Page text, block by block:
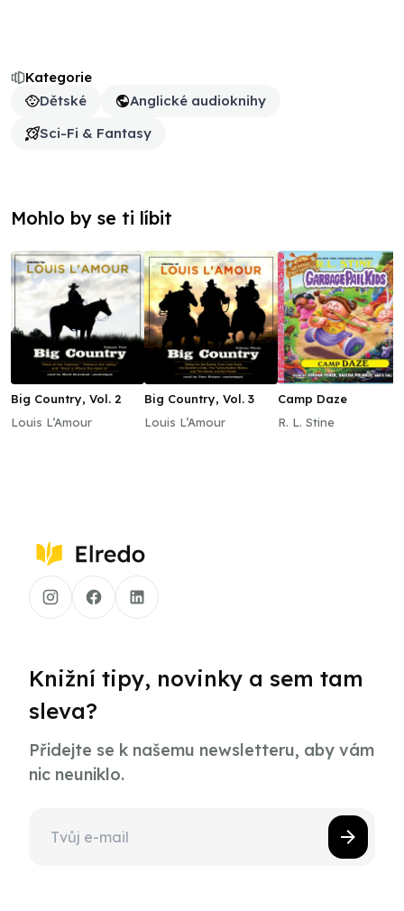
Kategorie
Dětské
Anglické audioknihy
Sci-Fi & Fantasy
Mohlo by se ti líbit
Big Country, Vol. 2
Louis L’Amour
Big Country, Vol. 3
Louis L’Amour
Camp Daze
R. L. Stine
Knižní tipy, novinky a sem tam
sleva?
Přidejte se k našemu newsletteru, aby vám
nic neuniklo.